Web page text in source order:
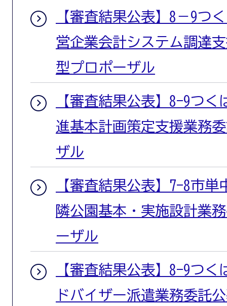
【審査結果公表】8－9つ
営企業会計システム調達
型プロポーザル
【審査結果公表】8-9つ
進基本計画策定支援業務
ザル
【審査結果公表】7-8市単
隣公園基本・実施設計業
ーザル
【審査結果公表】8-9つ
ドバイザー派遣業務委託